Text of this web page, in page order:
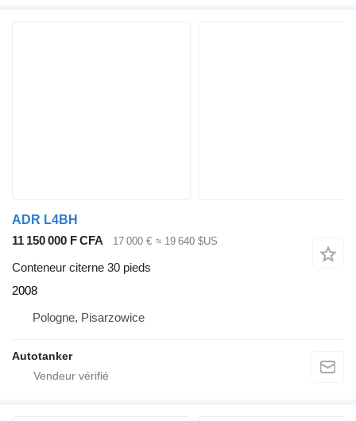
ADR L4BH
11 150 000 F CFA
17 000 € ≈ 19 640 $US
Conteneur citerne 30 pieds
2008
Pologne, Pisarzowice
Autotanker